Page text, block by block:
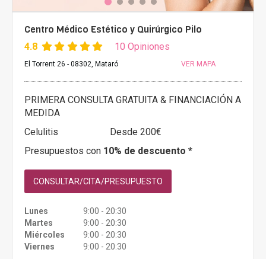
Centro Médico Estético y Quirúrgico Pilo
4.8 10 Opiniones
El Torrent 26 - 08302, Mataró VER MAPA
PRIMERA CONSULTA GRATUITA & FINANCIACIÓN A
MEDIDA
Celulitis
Desde 200€
Presupuestos con 10% de descuento *
CONSULTAR/CITA/PRESUPUESTO
Lunes
9:00 - 20:30
Martes
9:00 - 20:30
Miércoles
9:00 - 20:30
Viernes
9:00 - 20:30